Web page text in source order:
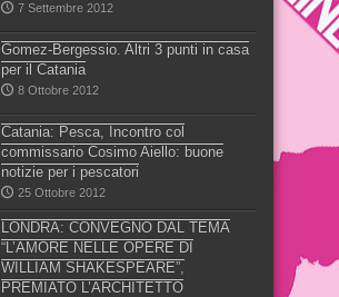
7 Settembre 2012
Gomez-Bergessio. Altri 3 punti in casa
per il Catania
8 Ottobre 2012
Catania: Pesca, Incontro col
commissario Cosimo Aiello: buone
notizie per i pescatori
25 Ottobre 2012
LONDRA: CONVEGNO DAL TEMA
“L’AMORE NELLE OPERE DI
WILLIAM SHAKESPEARE”,
PREMIATO L’ARCHITETTO